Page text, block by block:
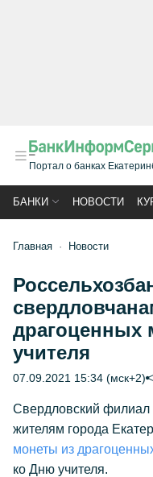
Портал о банках
БАНКИ НОВОСТИ
Главная Новости
драгоценных
учителя
07.09.2021 15:34 (мск+2)
Свердловский филиал
жителям города
монеты из
ко Дню учителя.